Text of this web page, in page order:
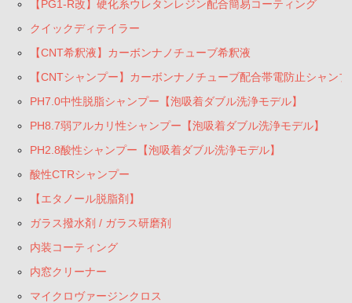
【エタノール脱脂剤】
ガラス撥水剤 / ガラス研磨剤
内装コーティング
内窓クリーナー
鉄粉除去ネンド関連
コンパウンド関連
【クレンジング】 下処理-雨ジミ除去-保護光沢
【ホイールクリーナー】鉄粉除去剤
【PG1-R改】硬化系ウレタンレジン配合簡易コーティング
クイックディテイラー
【CNT希釈液】カーボンナノチューブ希釈液
【CNTシャンプー】カーボンナノチューブ配合帯電防止シャン
PH7.0中性脱脂シャンプー【泡吸着ダブル洗浄モデル】
PH8.7弱アルカリ性シャンプー【泡吸着ダブル洗浄モデル】
PH2.8酸性シャンプー【泡吸着ダブル洗浄モデル】
酸性CTRシャンプー
【エタノール脱脂剤】
ガラス撥水剤 / ガラス研磨剤
内装コーティング
内窓クリーナー
マイクロヴァージンクロス